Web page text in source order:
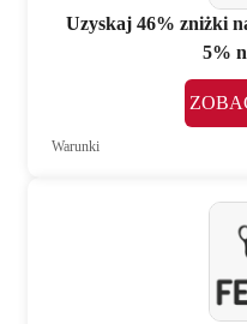
Uzyskaj 46% zniżki
5%
Warunki